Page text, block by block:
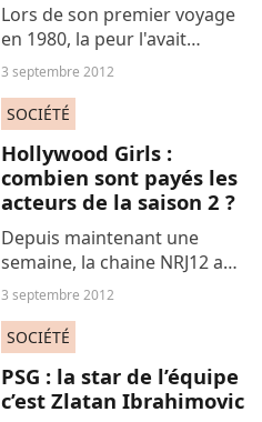
Lors de son premier voyage
en 1980, la peur l'avait
conduit à se promettre de ne
plus remettre les pieds en
Afghanistan. Pourtant, Eric
Cheysson est à l'origine de la
création de l'hôpital...
3 septembre 2012
SOCIÉTÉ
Hollywood Girls :
combien sont payés les
acteurs de la saison 2 ?
Depuis maintenant une
semaine, la chaine NRJ12 a
débuté la diffusion de la
saison 2 de la série «
Hollywood Girls » qui est
visible en replay streaming
pour ne rien manquer des
épisodes....
3 septembre 2012
SOCIÉTÉ
PSG : la star de l’équipe
c’est Zlatan Ibrahimovic